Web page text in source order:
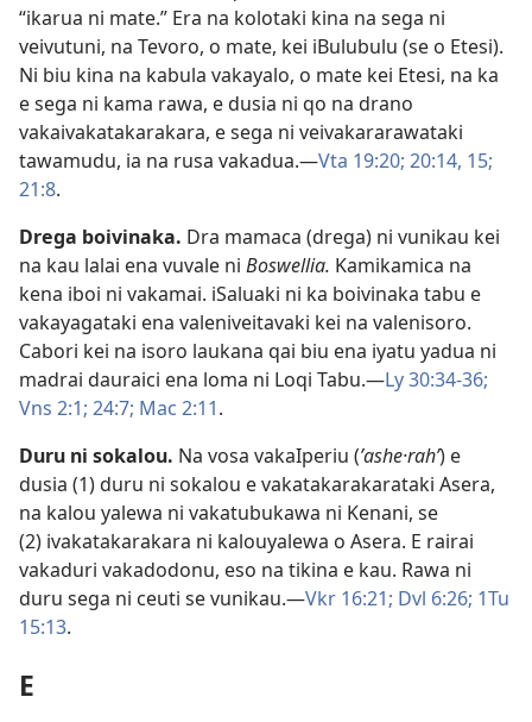
“ikarua ni mate.” Era na kolotaki kina na sega ni
veivutuni, na Tevoro, o mate, kei iBulubulu (se o Etesi).
Ni biu kina na kabula vakayalo, o mate kei Etesi, na ka
e sega ni kama rawa, e dusia ni qo na drano
vakaivakatakarakara, e sega ni veivakararawataki
tawamudu, ia na rusa vakadua.​—Vta 19:20; 20:14, 15;
21:8.
Drega boivinaka. Dra mamaca (drega) ni vunikau kei
na kau lalai ena vuvale ni Boswellia. Kamikamica na
kena iboi ni vakamai. iSaluaki ni ka boivinaka tabu e
vakayagataki ena valeniveitavaki kei na valenisoro.
Cabori kei na isoro laukana qai biu ena iyatu yadua ni
madrai dauraici ena loma ni Loqi Tabu.​—Ly 30:34-36;
Vns 2:1; 24:7; Mac 2:11.
Duru ni sokalou. Na vosa vakaIperiu (ʼashe·rahʹ) e
dusia (1) duru ni sokalou e vakatakarakarataki Asera,
na kalou yalewa ni vakatubukawa ni Kenani, se
(2) ivakatakarakara ni kalouyalewa o Asera. E rairai
vakaduri vakadodonu, eso na tikina e kau. Rawa ni
duru sega ni ceuti se vunikau.​—Vkr 16:21; Dvl 6:26; 1Tu
15:13.
E